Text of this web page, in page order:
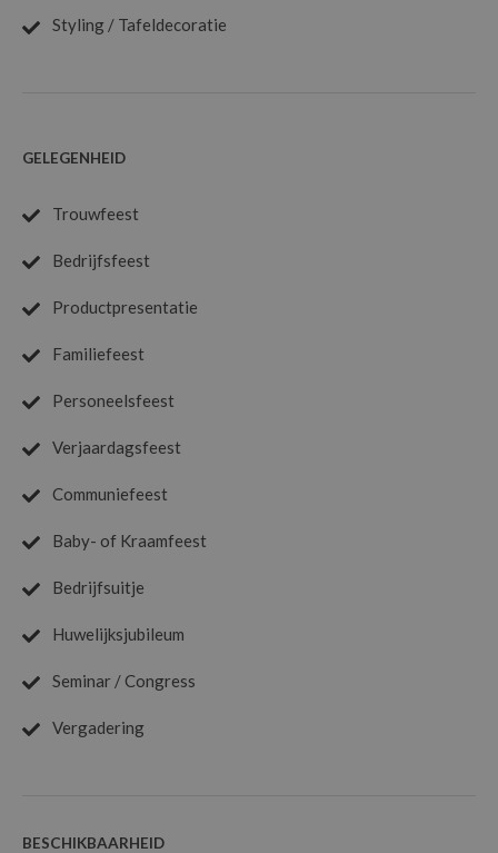
Styling / Tafeldecoratie
GELEGENHEID
Trouwfeest
Bedrijfsfeest
Productpresentatie
Familiefeest
Personeelsfeest
Verjaardagsfeest
Communiefeest
Baby- of Kraamfeest
Bedrijfsuitje
Huwelijksjubileum
Seminar / Congress
Vergadering
BESCHIKBAARHEID